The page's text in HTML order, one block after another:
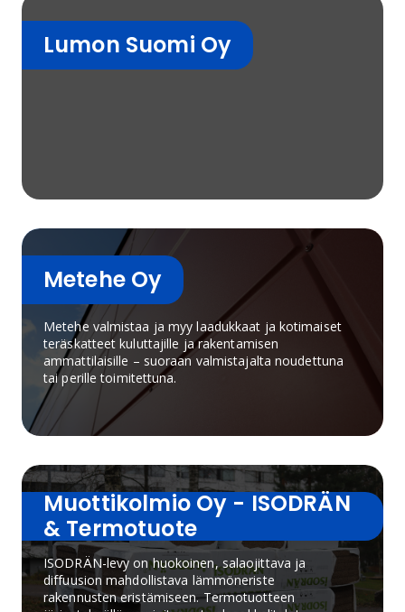
valaistussuunnittelusta.
Lumon Suomi Oy
Metehe Oy
Metehe valmistaa ja myy laadukkaat ja kotimaiset
teräskatteet kuluttajille ja rakentamisen
ammattilaisille – suoraan valmistajalta noudettuna
tai perille toimitettuna.
Muottikolmio Oy - ISODRÄN
& Termotuote
ISODRÄN-levy on huokoinen, salaojittava ja
diffuusion mahdollistava lämmöneriste
rakennusten eristämiseen. Termotuotteen